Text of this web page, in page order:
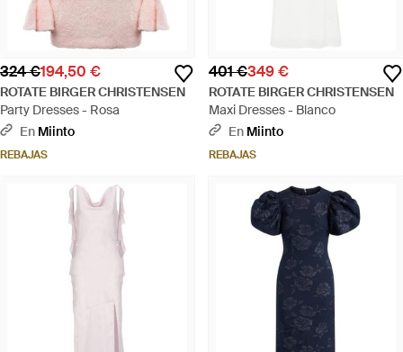
324 €194,50 €
ROTATE BIRGER CHRISTENSEN
Party Dresses - Rosa
En Miinto
REBAJAS
401 €349 €
ROTATE BIRGER CHRISTENSEN
Maxi Dresses - Blanco
En Miinto
REBAJAS